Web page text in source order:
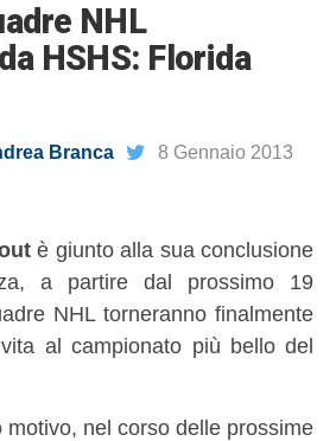
NHL
HSHS: Florida
Branca 8 Gennaio 2013
è giunto alla sua conclusione
a partire dal prossimo 19
NHL torneranno finalmente
al campionato più bello del
motivo, nel corso delle prossime